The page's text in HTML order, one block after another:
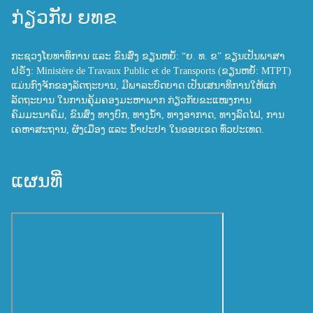
ກ່ຽວກັບ ຍທຂ
ກະຊວງໂຍທາທິການ ແລະ ຂົນສົ່ງ ຂຽນຫຍໍ້: “ຍ. ທ. ຂ” ຂຽນເປັນພາສາ
ຝຣັ່ງ: Ministère de Travaux Public et de Transports (ຂຽນຫຍໍ້: MTPT)
ແມ່ນກົງຈັກຂອງລັດຖະບານ, ມີພາລະບົດບາດ ເປັນເສນາທິການໃຫ້ແກ່
ລັດຖະບານ ໃນການຄຸ້ມຄອງມະຫາພາກ ກ່ຽວກັບຂະແໜງການ
ຄົມມະນາຄົມ, ຂົນສົ່ງ ທາງບົກ, ທາງນ້ຳ, ທາງອາກາດ, ທາງລົດໄຟ, ການ
ເຄຫາສະຖານ, ຜັງເມືອງ ແລະ ນ້ຳປະປາ ໃນຂອບເຂດ ທົ່ວປະເທດ.
ແຜນທີ່